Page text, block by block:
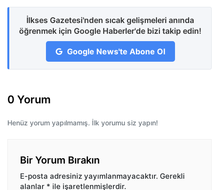
İlkses Gazetesi'nden sıcak gelişmeleri anında
öğrenmek için Google Haberler'de bizi takip edin!
Google News'te Abone Ol
0 Yorum
Henüz yorum yapılmamış. İlk yorumu siz yapın!
Bir Yorum Bırakın
E-posta adresiniz yayımlanmayacaktır. Gerekli
alanlar * ile işaretlenmişlerdir.